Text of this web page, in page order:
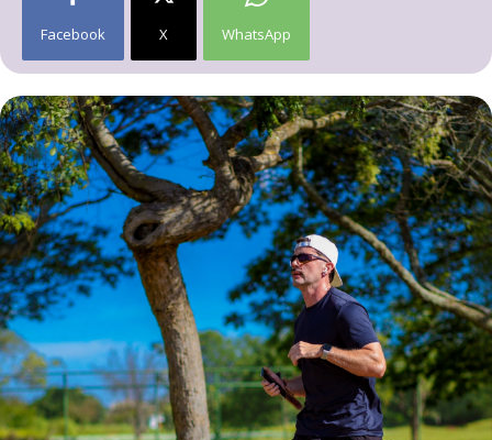
Facebook X WhatsApp